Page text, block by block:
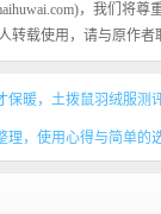
，我们将
转载使用，请与原作者
保暖，土拨鼠羽绒服测
理，使用心得与简单的